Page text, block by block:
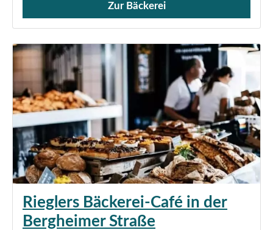
Verkauf von Brötchen,
Zur Bäckerei
Rieglers Bäckerei-Café in der
Bergheimer Straße